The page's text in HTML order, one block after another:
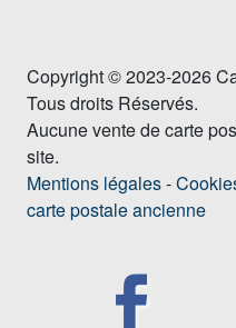
Copyright © 2023-2026
Tous droits Réservés.
Aucune vente de carte
site.
Mentions légales-
carte postale ancienne